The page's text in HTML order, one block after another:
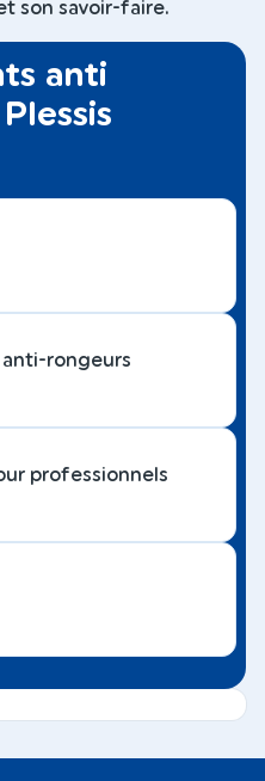
son savoir-faire.
anti
rongeurs
professionnels